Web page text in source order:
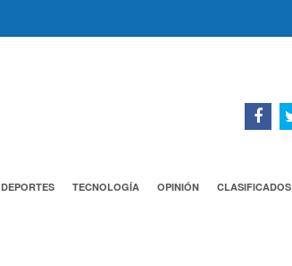
DEPORTES TECNOLOGÍA OPINIÓN CLASIFICADOS